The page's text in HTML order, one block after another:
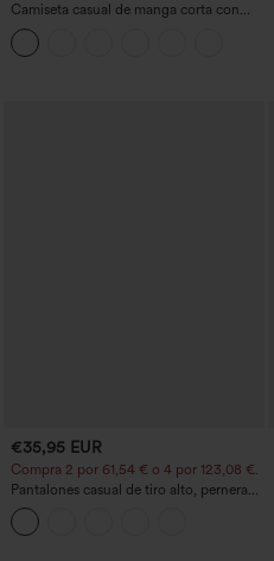
Camiseta casual de manga corta con
escote en V, fruncida y lisa
€35,95 EUR
Compra 2 por 61,54 € o 4 por 123,08 €.
Pantalones casual de tiro alto, pernera
ancha y corte holgado, con bolsillos